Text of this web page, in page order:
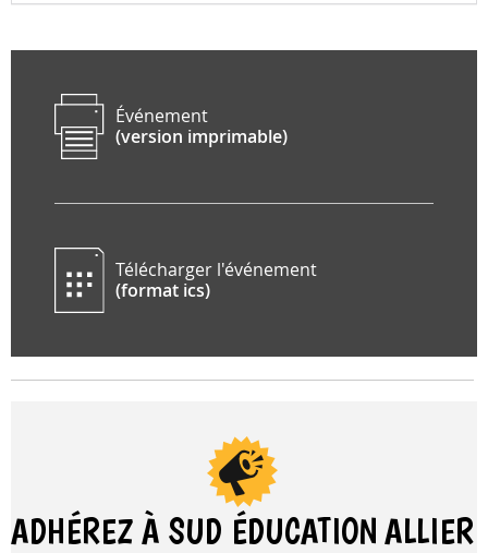
Événement
(version imprimable)
Télécharger l'événement
(format ics)
ADHÉREZ À SUD ÉDUCATION ALLIER